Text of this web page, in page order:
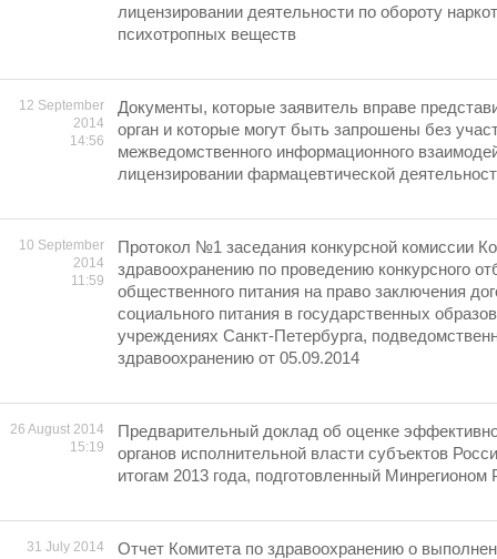
лицензировании деятельности по обороту
психотропных веществ
12 September
2014
14:56
Документы, которые заявитель вправе
орган и которые могут быть запрошены без
межведомственного информационного
лицензировании фармацевтической
10 September
2014
11:59
Протокол №1 заседания конкурсной комиссии
здравоохранению по проведению конкурсного
общественного питания на право заключения
социального питания в государственных
учреждениях Санкт-Петербурга,
здравоохранению oт 05.09.2014
26 August 2014
15:19
Предварительный доклад об оценке
органов исполнительной власти субъектов
итогам 2013 года, подготовленный Минрегионом
31 July 2014
Отчет Комитета по здравоохранению о